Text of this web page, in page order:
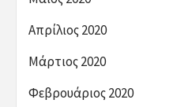
Απρίλιος 2020
Μάρτιος 2020
Φεβρουάριος 2020